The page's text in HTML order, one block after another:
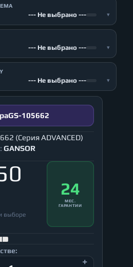
--- Не выбрано --- ▾
--- Не выбрано --- ▾
--- Не выбрано --- ▾
GS-105662
(Серия ADVANCED)
GANSOR
выборе
24
МЕС.
ГАРАНТИИ